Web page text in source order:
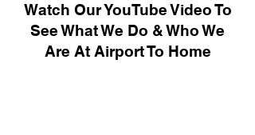
Watch Our YouTube Video To
See What We Do & Who We
Are At Airport To Home